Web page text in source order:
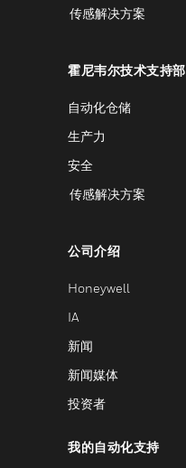
传感解决方案
霍尼韦尔技术支持部
自动化仓储
生产力
安全
传感解决方案
公司介绍
Honeywell
IA
新闻
新闻媒体
投资者
我的自动化支持